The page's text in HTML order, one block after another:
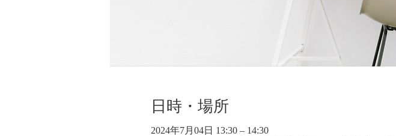
日時・場所
2024年7月04日 13:30 – 14:30